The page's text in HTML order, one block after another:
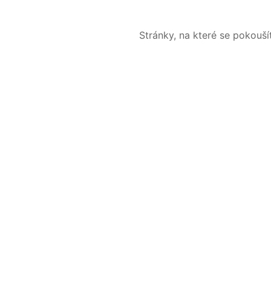
Stránky, na které se